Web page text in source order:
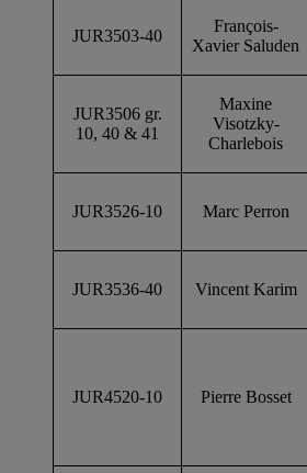
JUR3503-40
François-
Xavier Saluden
JUR3506 gr.
10, 40 & 41
Maxine
Visotzky-
Charlebois
JUR3526-10 Marc Perron
JUR3536-40 Vincent Karim
JUR4520-10 Pierre Bosset